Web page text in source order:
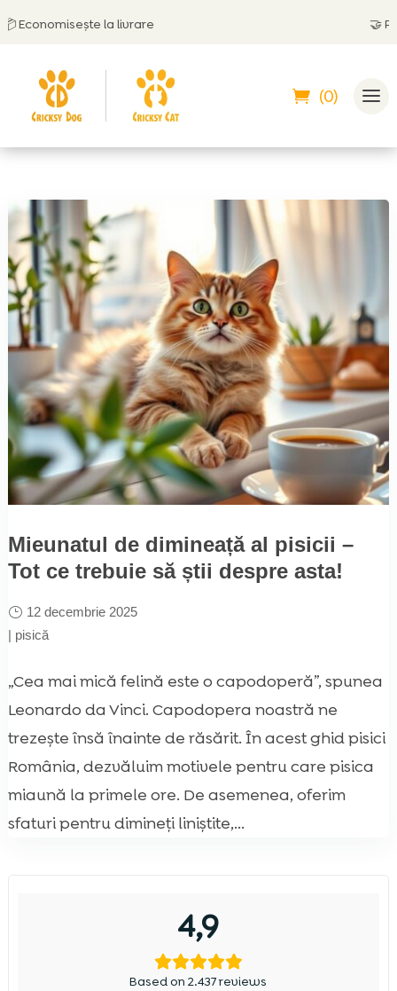
la livrare Poți
(0)
Mieunatul de dimineață al pisicii –
Tot ce trebuie să știi despre asta!
12 decembrie 2025
| pisică
„Cea mai mică felină este o capodoperă”, spunea
Leonardo da Vinci. Capodopera noastră ne
trezește însă înainte de răsărit. În acest ghid pisici
România, dezvăluim motivele pentru care pisica
miaună la primele ore. De asemenea, oferim
sfaturi pentru dimineți liniștite,...
4,9
Based on 2.437 reviews